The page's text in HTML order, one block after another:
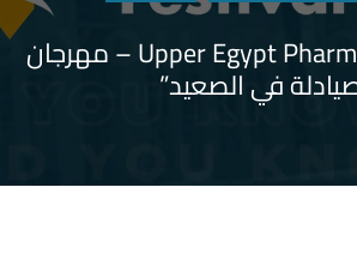
“Upper Egypt Pharmacist Festival – مهرجان
في الصعيد”